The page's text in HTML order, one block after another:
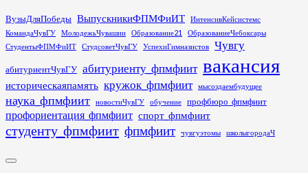
Перейти
к
содержимому
ВузыДляПобеды ВыпускникиФПМФиИТ
ИнтенсивКейсистемс
КомандаЧувГУ
МолодежьЧувашии Образование21
ОбразованиеЧебоксары
СтудентыФПМФиИТ
СтудсоветЧувГУ УспехиГимназистов Чувгу
абитуриентЧувГУ абитуриенту_фпмфиит вакансия
историческаяпамять кружок_фпмфиит мысоздаембудущее
наука_фпмфиит новостиЧувГУ обучение профбюро_фпмфиит
профориентация_фпмфиит спорт_фпмфиит
студенту_фпмфиит фпмфиит чувгуэтомы школыгородаЧ
Основное